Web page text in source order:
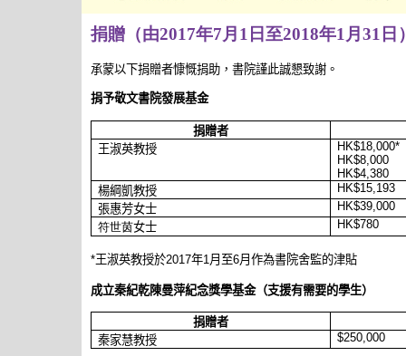
捐贈（由2017年7月1日至2018年1月31日
承蒙以下捐贈者慷慨捐助，書院謹此誠懇致謝。
捐予敬文書院發展基金
捐贈者
王淑英教授
HK$18,000*
HK$8,000
HK$4,380
楊綱凱教授
HK$15,193
張惠芳女士
HK$39,000
符世茵女士 HK$780
*王淑英教授於2017年1月至6月作為書院舍監的津貼
成立秦紀乾陳曼萍紀念獎學基金（支援有需要的學生）
捐贈者
秦家慧教授
$250,000